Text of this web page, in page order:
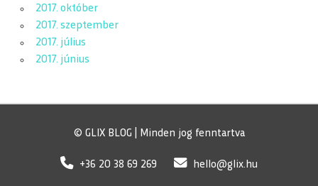
2017. október
2017. szeptember
2017. július
2017. június
© GLIX BLOG | Minden jog fenntartva
+36 20 38 69 269 hello@glix.hu